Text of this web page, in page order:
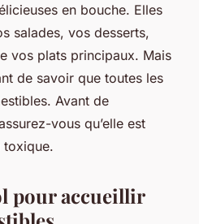
en bouche. Elles
salades, vos desserts,
vos plats principaux. Mais
de savoir que toutes les
Avant de
vous qu’elle est
toxique.
pour accueillir